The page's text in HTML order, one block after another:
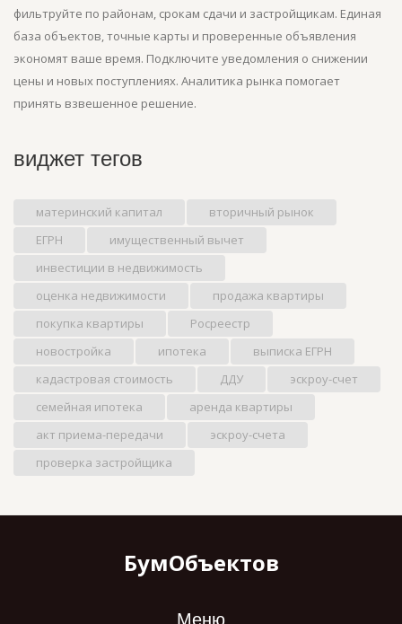
фильтруйте по районам, срокам сдачи и застройщикам. Единая
база объектов, точные карты и проверенные объявления
экономят ваше время. Подключите уведомления о снижении
цены и новых поступлениях. Аналитика рынка помогает
принять взвешенное решение.
виджет тегов
материнский капитал
вторичный рынок
ЕГРН
имущественный вычет
инвестиции в недвижимость
оценка недвижимости
продажа квартиры
покупка квартиры
Росреестр
новостройка
ипотека
выписка ЕГРН
кадастровая стоимость
ДДУ
эскроу-счет
семейная ипотека
аренда квартиры
акт приема-передачи
эскроу-счета
проверка застройщика
БумОбъектов
Меню